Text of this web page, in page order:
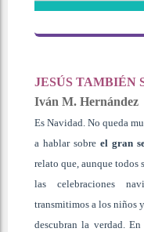
JESÚS TAMBIÉN
Iván M. Hernández
Es Navidad. No queda
a hablar sobre el gran
relato que, aunque todos
las celebraciones
transmitimos a los niños
descubran la verdad.